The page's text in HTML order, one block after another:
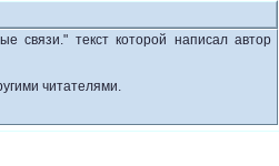
связи." текст которой написал автор
читателями.